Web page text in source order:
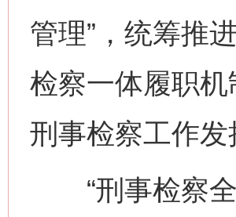
管理”，统筹推
检察一体履职
刑事检察工作
“刑事检察全